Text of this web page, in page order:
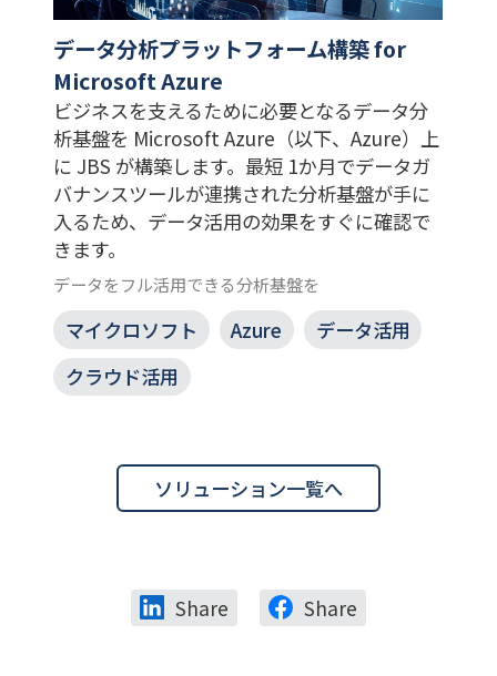
データ分析プラットフォーム構築 for
Microsoft Azure
ビジネスを支えるために必要となるデータ分
析基盤を Microsoft Azure（以下、Azure）上
に JBS が構築します。最短 1か月でデータガ
バナンスツールが連携された分析基盤が手に
入るため、データ活用の効果をすぐに確認で
きます。
データをフル活用できる分析基盤を
マイクロソフト Azure
データ活用
クラウド活用
ソリューション一覧へ
Share Share